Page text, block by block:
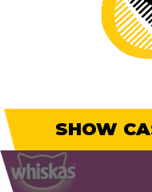
SHOW